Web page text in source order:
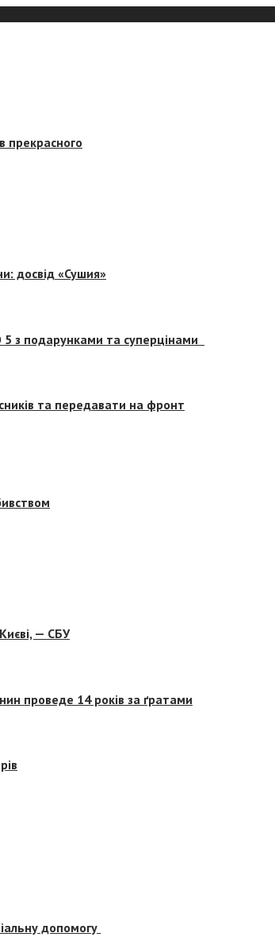
прекрасного
досвід «Сушия»
з подарунками та суперцінами
та передавати на фронт
— СБУ
проведе 14 років за ґратами
допомогу